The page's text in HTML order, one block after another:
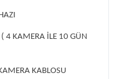
4 KAMERA İLE 10 GÜN
KABLOSU